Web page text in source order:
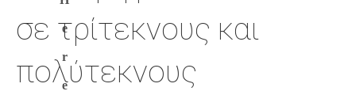
e
r
e
σε τρίτεκνους και
πολύτεκνους